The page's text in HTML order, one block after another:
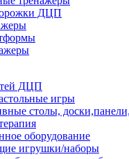
ДЦП
ДЦП
игры
столы,
оборудование
игрушки/наборы